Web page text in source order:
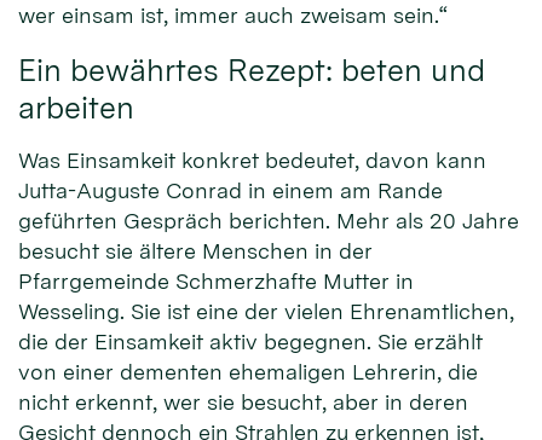
wer einsam ist, immer auch zweisam sein.“
Ein bewährtes Rezept: beten und
arbeiten
Was Einsamkeit konkret bedeutet, davon kann
Jutta-Auguste Conrad in einem am Rande
geführten Gespräch berichten. Mehr als 20 Jahre
besucht sie ältere Menschen in der
Pfarrgemeinde Schmerzhafte Mutter in
Wesseling. Sie ist eine der vielen Ehrenamtlichen,
die der Einsamkeit aktiv begegnen. Sie erzählt
von einer dementen ehemaligen Lehrerin, die
nicht erkennt, wer sie besucht, aber in deren
Gesicht dennoch ein Strahlen zu erkennen ist,